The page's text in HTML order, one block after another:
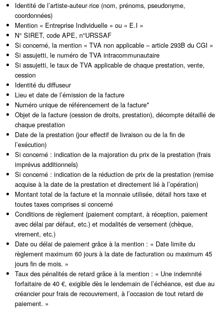
Identité de l’artiste-auteur·rice (nom, prénoms, pseudonyme,
coordonnées)
Mention « Entreprise Individuelle » ou « E.I »
N° SIRET, code APE, n°URSSAF
Si concerné, la mention « TVA non applicable – article 293B du CGI »
Si assujetti, le numéro de TVA intracommunautaire
Si assujetti, le taux de TVA applicable de chaque prestation, vente,
cession
Identité du diffuseur
Lieu et date de l’émission de la facture
Numéro unique de référencement de la facture*
Objet de la facture (cession de droits, prestation), décompte détaillé de
chaque prestation
Date de la prestation (jour effectif de livraison ou de la fin de
l’exécution)
Si concerné : indication de la majoration du prix de la prestation (frais
imprévus additionnels)
Si concerné : indication de la réduction de prix de la prestation (remise
acquise à la date de la prestation et directement lié à l’opération)
Montant total de la facture et la monnaie utilisée, détail hors taxe et
toutes taxes comprises si concerné
Conditions de règlement (paiement comptant, à réception, paiement
avec délai par défaut, etc.) et modalités de versement (chèque,
virement, etc.)
Date ou délai de paiement grâce à la mention : « Date limite du
règlement maximum 60 jours à la date de facturation ou maximum 45
jours fin de mois. »
Taux des pénalités de retard grâce à la mention : « Une indemnité
forfaitaire de 40 €, exigible dès le lendemain de l’échéance, est due au
créancier pour frais de recouvrement, à l’occasion de tout retard de
paiement. »